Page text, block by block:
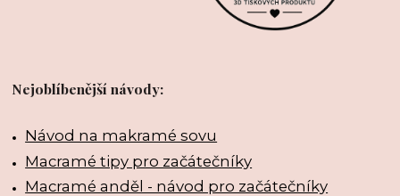
Nejoblíbenější návody:
Návod na makramé sovu
Macramé tipy pro začátečníky
Macramé anděl - návod pro začátečníky